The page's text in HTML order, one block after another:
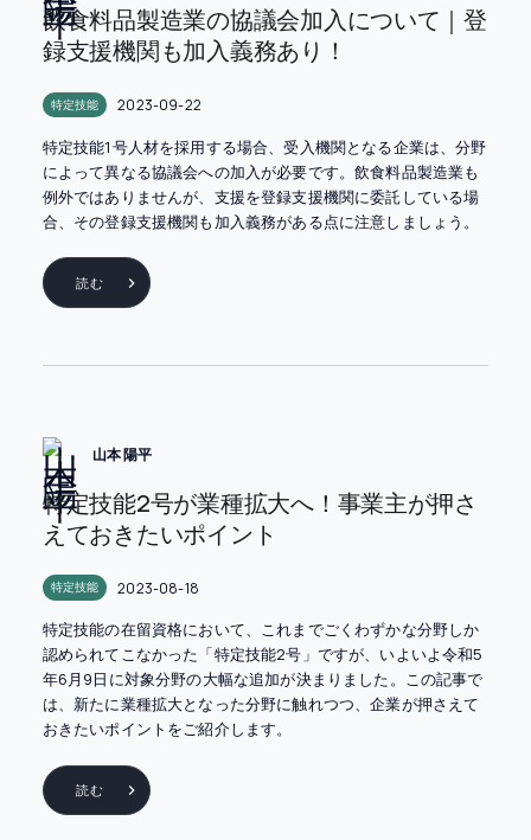
飲食料品製造業の協議会加入について｜登
録支援機関も加入義務あり！
特定技能 2023-09-22
特定技能1号人材を採用する場合、受入機関となる企業は、分野
によって異なる協議会への加入が必要です。飲食料品製造業も
例外ではありませんが、支援を登録支援機関に委託している場
合、その登録支援機関も加入義務がある点に注意しましょう。
読む
山本 陽平
特定技能2号が業種拡大へ！事業主が押さ
えておきたいポイント
特定技能 2023-08-18
特定技能の在留資格において、これまでごくわずかな分野しか
認められてこなかった「特定技能2号」ですが、いよいよ令和5
年6月9日に対象分野の大幅な追加が決まりました。この記事で
は、新たに業種拡大となった分野に触れつつ、企業が押さえて
おきたいポイントをご紹介します。
読む